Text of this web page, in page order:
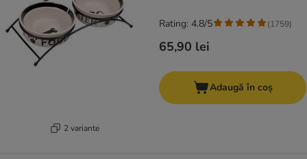
2 variante
65,90 lei
Rating: 4.8/5 (1759)
Adaugă în coș